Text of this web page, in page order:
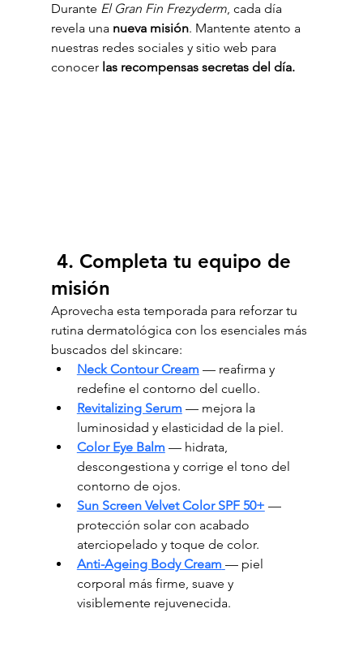
Durante El Gran Fin Frezyderm, cada día
revela una nueva misión. Mantente atento a
nuestras redes sociales y sitio web para
conocer las recompensas secretas del día.
misión
Aprovecha esta temporada para reforzar tu
rutina dermatológica con los esenciales más
buscados del skincare:
Neck Contour Cream — reafirma y
redefine el contorno del cuello.
Revitalizing Serum — mejora la
luminosidad y elasticidad de la piel.
Color Eye Balm — hidrata,
descongestiona y corrige el tono del
contorno de ojos.
Sun Screen Velvet Color SPF 50+ —
protección solar con acabado
aterciopelado y toque de color.
Anti-Ageing Body Cream — piel
corporal más firme, suave y
visiblemente rejuvenecida.